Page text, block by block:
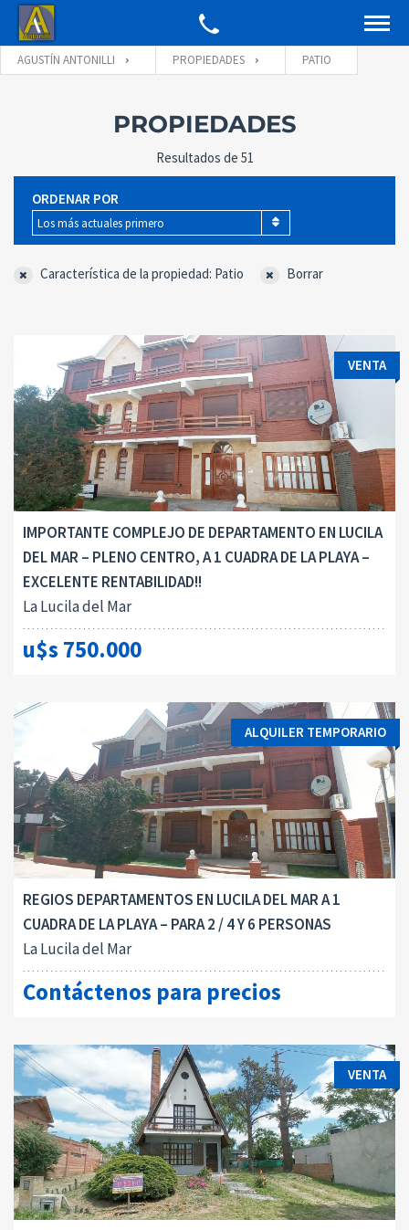
AGUSTÍN ANTONILLI PROPIEDADES PATIO
PROPIEDADES
Resultados de 51
ORDENAR POR
Los más actuales primero
Característica de la propiedad: Patio Borrar
VENTA
IMPORTANTE COMPLEJO DE DEPARTAMENTO EN LUCILA
DEL MAR – PLENO CENTRO, A 1 CUADRA DE LA PLAYA –
EXCELENTE RENTABILIDAD!!
La Lucila del Mar
u$s 750.000
ALQUILER TEMPORARIO
REGIOS DEPARTAMENTOS EN LUCILA DEL MAR A 1
CUADRA DE LA PLAYA – PARA 2 / 4 Y 6 PERSONAS
La Lucila del Mar
Contáctenos para precios
VENTA